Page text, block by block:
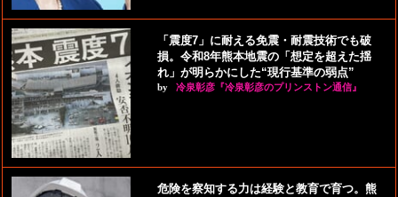
「震度7」に耐える免震・耐震技術でも破
損。令和8年熊本地震の「想定を超えた揺
れ」が明らかにした“現行基準の弱点”
by 冷泉彰彦『冷泉彰彦のプリンストン通信』
危険を察知する力は経験と教育で育つ。熊